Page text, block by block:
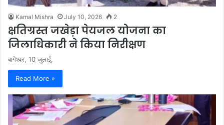
Kamal Mishra July 10, 2026 2
क्षतिग्रस्त जखेड़ा पेयजल योजना का
जिलाधिकारी ने किया निरीक्षण
बागेश्वर, 10 जुलाई,
Read More »